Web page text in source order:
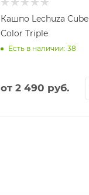
Кашпо Lechuza Cube
Color Triple
Есть в наличии: 38
от 2 490 руб.